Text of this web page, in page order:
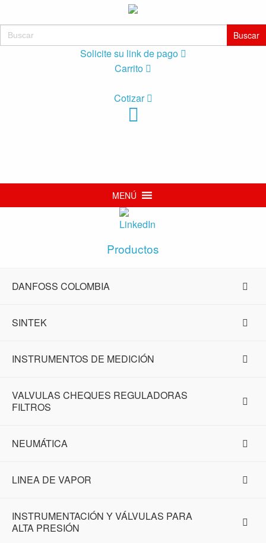
Buscar:
Solicite su link de pago
Carrito
Cotizar
MENÚ
Productos
DANFOSS COLOMBIA
SINTEK
INSTRUMENTOS DE MEDICIÓN
VALVULAS CHEQUES REGULADORAS
FILTROS
NEUMÁTICA
LINEA DE VAPOR
INSTRUMENTACIÓN Y VÁLVULAS PARA
ALTA PRESIÓN